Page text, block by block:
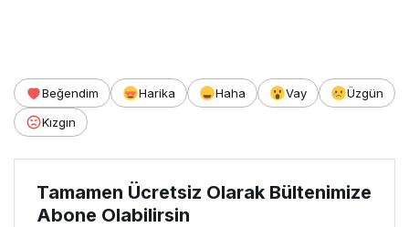
Beğendim Harika Haha Vay
Üzgün
Kızgın
Tamamen Ücretsiz Olarak Bültenimize
Abone Olabilirsin